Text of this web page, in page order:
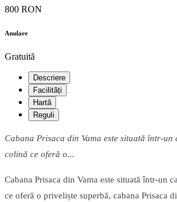
800 RON
Anulare
Gratuită
Descriere
Facilități
Hartă
Reguli
Cabana Prisaca din Vama este situată într-
colină ce oferă o...
Cabana Prisaca din Vama este situată într-un
ce oferă o priveliște superbă, cabana Prisaca